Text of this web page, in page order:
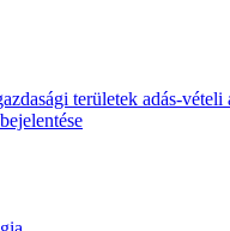
területek adás-vételi